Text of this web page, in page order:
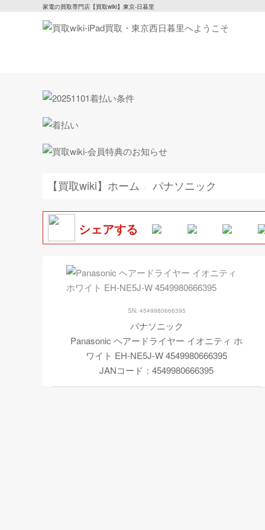
家電の買取専門店【買取wiki】東京-日暮里
【買取wiki】ホーム パナソニック
シェアする
SN: 4549980666395
パナソニック
Panasonic ヘアードライヤー イオニティ ホ
ワイト EH-NE5J-W 4549980666395
JANコード：4549980666395